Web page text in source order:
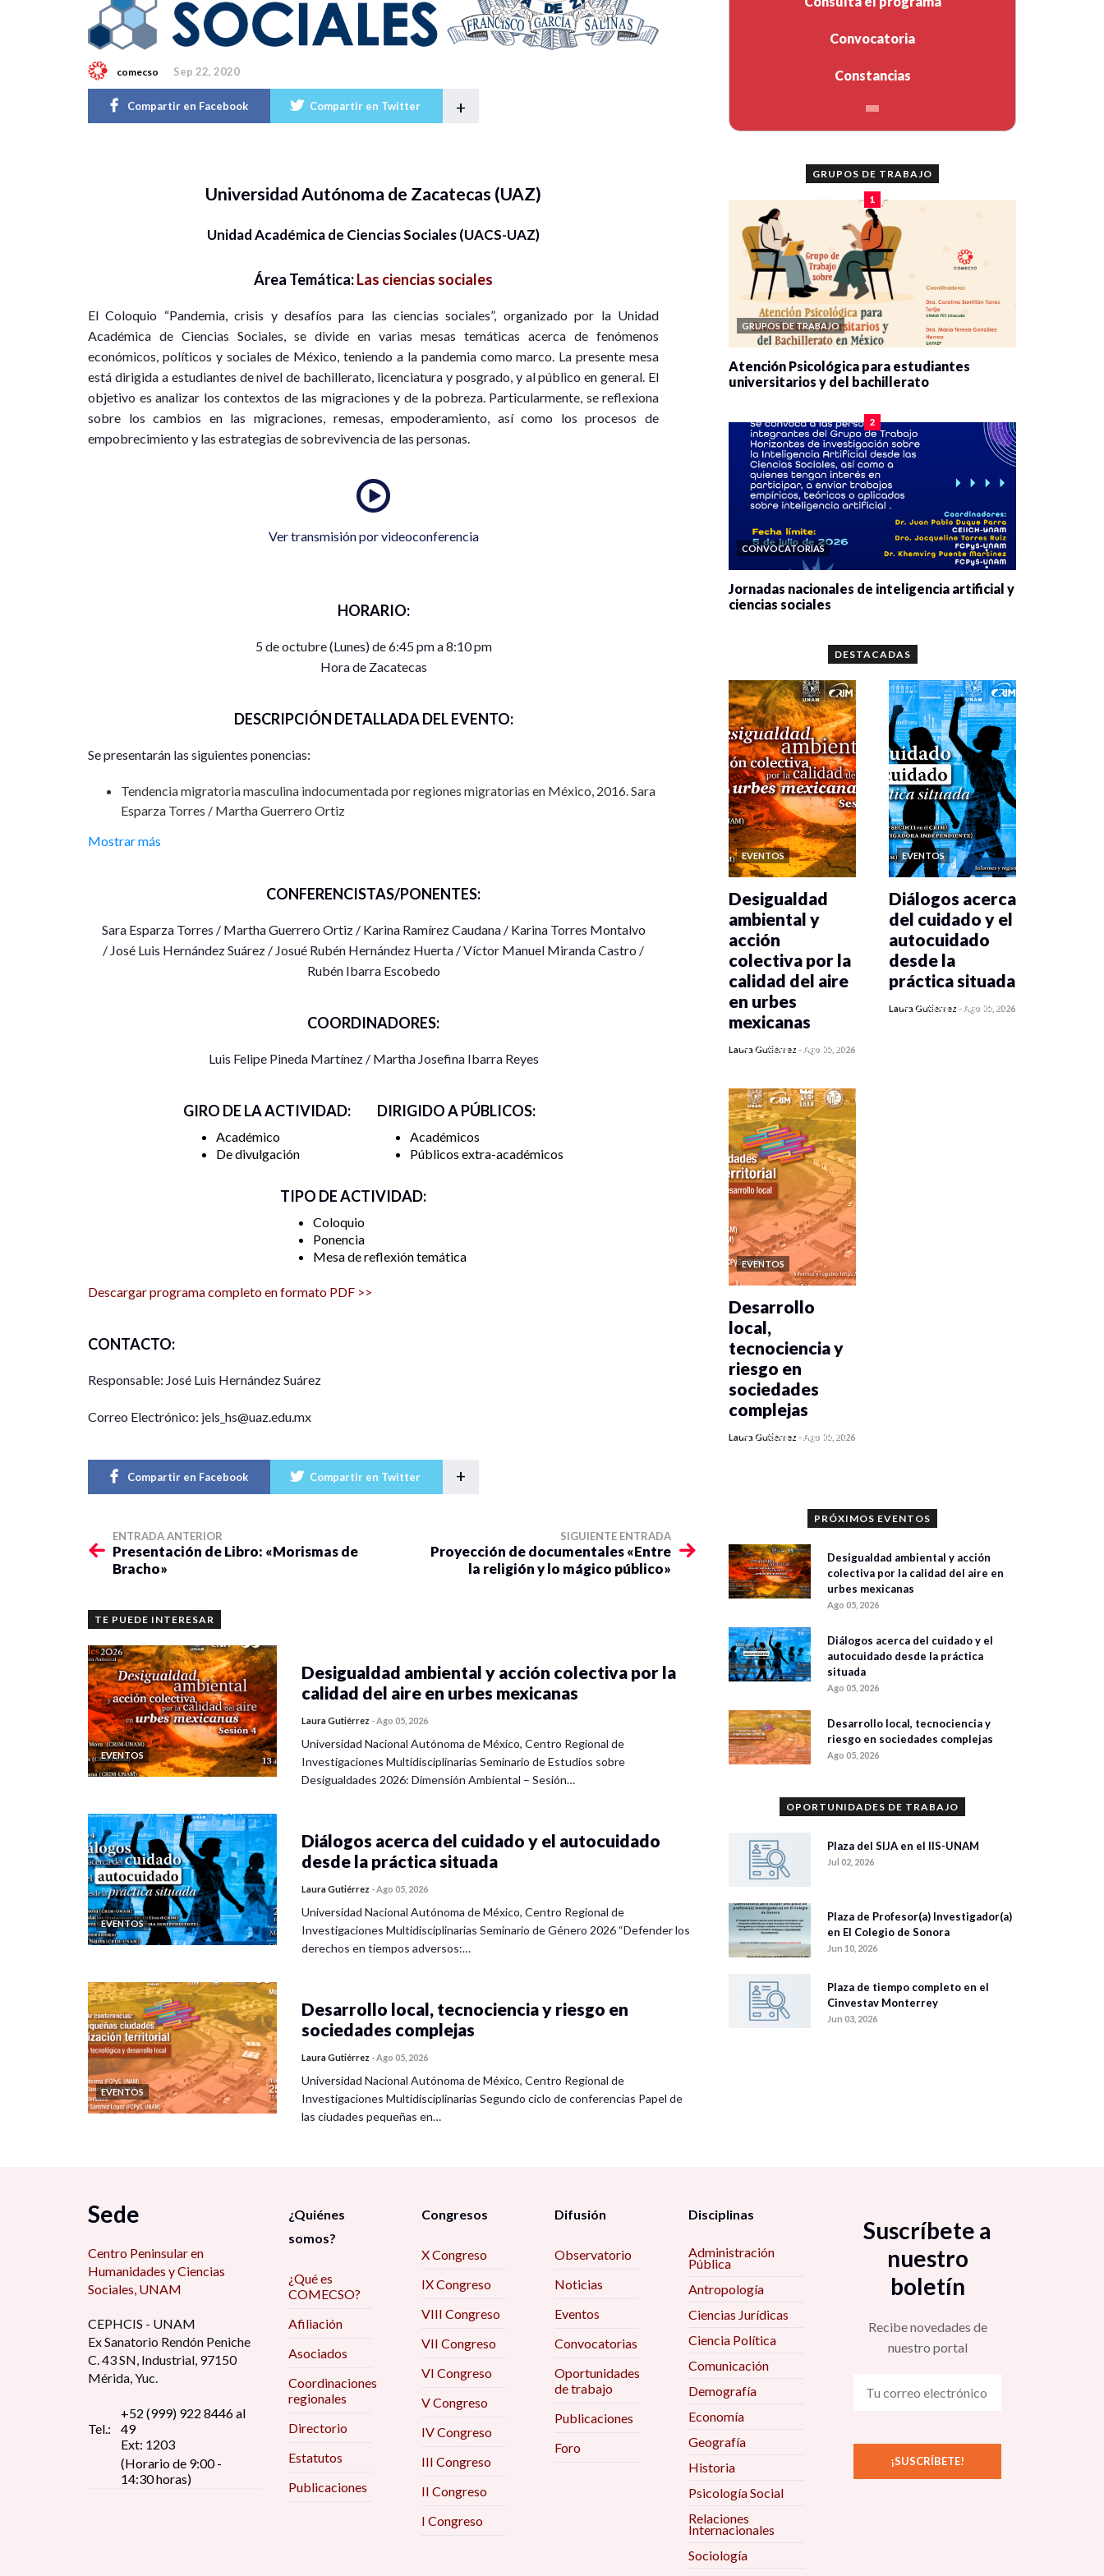
comecso Sep 22, 2020
Compartir en Facebook Compartir en Twitter +
Universidad Autónoma de Zacatecas (UAZ)
Unidad Académica de Ciencias Sociales (UACS-UAZ)
Área Temática:Las ciencias sociales
El Coloquio “Pandemia, crisis y desafíos para las ciencias sociales”, organizado por la Unidad
Académica de Ciencias Sociales, se divide en varias mesas temáticas acerca de fenómenos
económicos, políticos y sociales de México, teniendo a la pandemia como marco. La presente mesa
está dirigida a estudiantes de nivel de bachillerato, licenciatura y posgrado, y al público en general. El
objetivo es analizar los contextos de las migraciones y de la pobreza. Particularmente, se reflexiona
sobre los cambios en las migraciones, remesas, empoderamiento, así como los procesos de
empobrecimiento y las estrategias de sobrevivencia de las personas.
Ver transmisión por videoconferencia
HORARIO:
5 de octubre (Lunes) de 6:45 pm a 8:10 pm
Hora de Zacatecas
DESCRIPCIÓN DETALLADA DEL EVENTO:
Se presentarán las siguientes ponencias:
Tendencia migratoria masculina indocumentada por regiones migratorias en México, 2016. Sara
Esparza Torres / Martha Guerrero Ortiz
Divorcio: Empoderamiento y bienestar de las mujeres en la ciudad de México en la última
Panorama de las remesas en México y Zacatecas. Karina Torres Montalvo / José Luis Hernández
Suárez
Las estancias infantiles y su impacto social en el municipio de Zacatecas, 2012-2018. Josué
Rubén Hernández Huerta / José Luis Hernández Suárez
Mujeres trabajadoras en la capital municipal de Zacatecas, año 2020. Víctor Manuel Miranda
Mostrar más
CONFERENCISTAS/PONENTES:
Sara Esparza Torres / Martha Guerrero Ortiz / Karina Ramírez Caudana / Karina Torres Montalvo
/ José Luis Hernández Suárez / Josué Rubén Hernández Huerta / Víctor Manuel Miranda Castro /
Rubén Ibarra Escobedo
COORDINADORES:
Luis Felipe Pineda Martínez / Martha Josefina Ibarra Reyes
GIRO DE LA ACTIVIDAD:
Académico
De divulgación
DIRIGIDO A PÚBLICOS:
Académicos
Públicos extra-académicos
TIPO DE ACTIVIDAD:
Coloquio
Ponencia
Mesa de reflexión temática
Descargar programa completo en formato PDF >>
CONTACTO:
Responsable: José Luis Hernández Suárez
Correo Electrónico: jels_hs@uaz.edu.mx
Compartir en Facebook Compartir en Twitter +
ENTRADA ANTERIOR
Presentación de Libro: «Morismas de
Bracho»
SIGUIENTE ENTRADA
Proyección de documentales «Entre
la religión y lo mágico público»
TE PUEDE INTERESAR
EVENTOS
Desigualdad ambiental y acción colectiva por la
calidad del aire en urbes mexicanas
Laura Gutiérrez -Ago 05, 2026
Universidad Nacional Autónoma de México, Centro Regional de
Investigaciones Multidisciplinarias Seminario de Estudios sobre
Desigualdades 2026: Dimensión Ambiental – Sesión…
EVENTOS
Diálogos acerca del cuidado y el autocuidado
desde la práctica situada
Laura Gutiérrez -Ago 05, 2026
Universidad Nacional Autónoma de México, Centro Regional de
Investigaciones Multidisciplinarias Seminario de Género 2026 “Defender los
derechos en tiempos adversos:…
EVENTOS
Desarrollo local, tecnociencia y riesgo en
sociedades complejas
Laura Gutiérrez -Ago 05, 2026
Universidad Nacional Autónoma de México, Centro Regional de
Investigaciones Multidisciplinarias Segundo ciclo de conferencias Papel de
las ciudades pequeñas en…
Convocatoria
Constancias
GRUPOS DE TRABAJO
1
GRUPOS DE TRABAJO
Atención Psicológica para estudiantes
universitarios y del bachillerato
2
CONVOCATORIAS
Jornadas nacionales de inteligencia artificial y
ciencias sociales
DESTACADAS
EVENTOS
0 veces compartido
Desigualdad
ambiental y
acción
colectiva por la
calidad del aire
en urbes
mexicanas
Laura Gutiérrez -Ago 05, 2026
EVENTOS
0 veces compartido
Diálogos acerca
del cuidado y el
autocuidado
desde la
práctica situada
Laura Gutiérrez -Ago 05, 2026
EVENTOS
0 veces compartido
Desarrollo
local,
tecnociencia y
riesgo en
sociedades
complejas
Laura Gutiérrez -Ago 05, 2026
PRÓXIMOS EVENTOS
Desigualdad ambiental y acción
colectiva por la calidad del aire en
urbes mexicanas
Ago 05, 2026
Diálogos acerca del cuidado y el
autocuidado desde la práctica
situada
Ago 05, 2026
Desarrollo local, tecnociencia y
riesgo en sociedades complejas
Ago 05, 2026
OPORTUNIDADES DE TRABAJO
Plaza del SIJA en el IIS-UNAM
Jul 02, 2026
Plaza de Profesor(a) Investigador(a)
en El Colegio de Sonora
Jun 10, 2026
Plaza de tiempo completo en el
Cinvestav Monterrey
Jun 03, 2026
Sede
Centro Peninsular en
Humanidades y Ciencias
Sociales, UNAM
CEPHCIS - UNAM
Ex Sanatorio Rendón Peniche
C. 43 SN, Industrial, 97150
Mérida, Yuc.
Tel.:
+52 (999) 922 8446 al
49
Ext: 1203
(Horario de 9:00 -
14:30 horas)
¿Quiénes
somos?
¿Qué es
COMECSO?
Afiliación
Asociados
Coordinaciones
regionales
Directorio
Estatutos
Publicaciones
Congresos
X Congreso
IX Congreso
VIII Congreso
VII Congreso
VI Congreso
V Congreso
IV Congreso
III Congreso
II Congreso
I Congreso
Difusión
Observatorio
Noticias
Eventos
Convocatorias
Oportunidades
de trabajo
Publicaciones
Foro
Disciplinas
Administración
Pública
Antropología
Ciencias Jurídicas
Ciencia Política
Comunicación
Demografía
Economía
Geografía
Historia
Psicología Social
Relaciones
Internacionales
Sociología
Suscríbete a
nuestro
boletín
Recibe novedades de
nuestro portal